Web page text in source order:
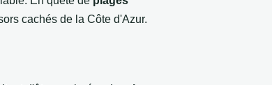
cachés de la Côte d'Azur.